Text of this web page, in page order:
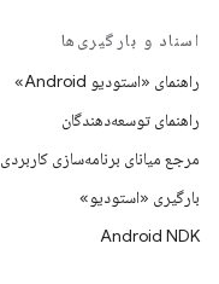
اسناد و بارگیری‌ها
راهنمای «استودیو Android»
راهنمای توسعه‌دهندگان
مرجع میانای برنامه‌سازی کاربردی
بارگیری «استودیو»
Android NDK